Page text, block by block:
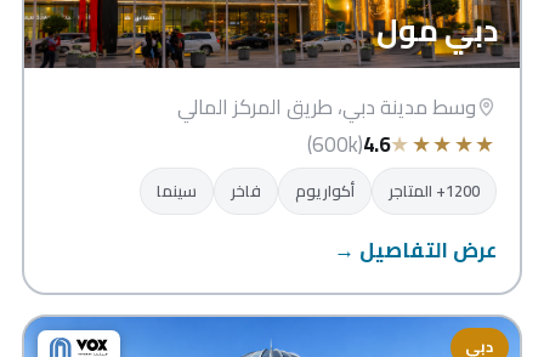
دبي مول
وسط مدينة دبي، طريق المركز المالي
★
★
★
★
★
4.6
(600k)
1200+ المتاجر أكواريوم فاخر سينما
عرض التفاصيل →
دبي